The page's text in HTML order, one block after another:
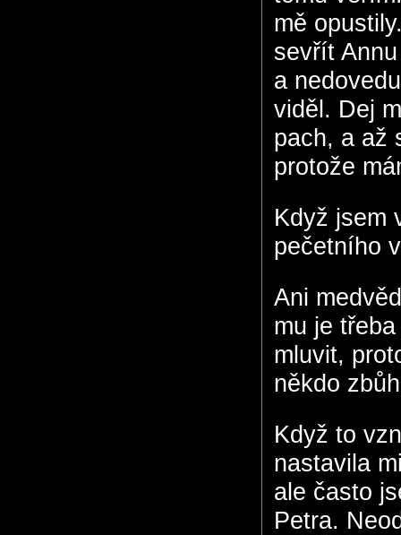
mě
sevřít
a
viděl. Dej
pach, a až
protože
Když jsem
pečetního
Ani
mu je
mluvit,
někdo
Když to
nastavila
ale často
Petra.